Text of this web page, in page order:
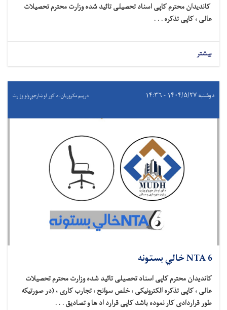
کاندیدان محترم کاپی اسناد تحصیلی تائید شده وزارت محترم تحصیلات
عالی ، کاپی تذکره . . .
بیشتر
دوشنبه ۱۴۰۴/۵/۲۷ - ۱۴:۳۶ درېيم مکروریان، د کور او ښارجوړولو وزارت
6 NTA خالي بستونه
کاندیدان محترم کاپی اسناد تحصیلی تائید شده وزارت محترم تحصیلات
عالی ، کاپی تذکره الکترونیکی ، خلص سوانح ، تجارب کاری ، (در صورتیکه
طور قراردادی کار نموده باشد کاپی قرارد اد ها و تصادیق . . .